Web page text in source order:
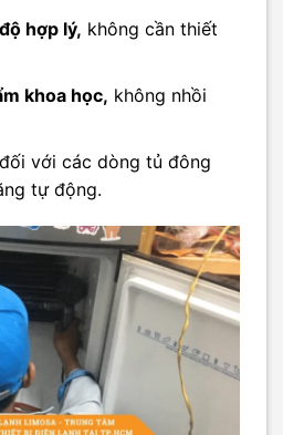
hợp lý, không cần thiết
khoa học, không nhồi
với các dòng tủ đông
tự động.